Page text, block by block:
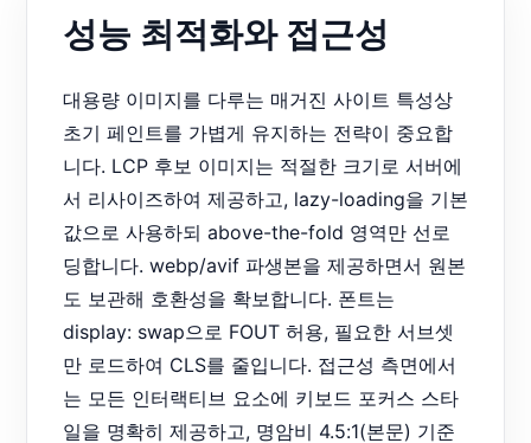
성능 최적화와 접근성
대용량 이미지를 다루는 매거진 사이트 특성상
초기 페인트를 가볍게 유지하는 전략이 중요합
니다. LCP 후보 이미지는 적절한 크기로 서버에
서 리사이즈하여 제공하고, lazy-loading을 기본
값으로 사용하되 above-the-fold 영역만 선로
딩합니다. webp/avif 파생본을 제공하면서 원본
도 보관해 호환성을 확보합니다. 폰트는
display: swap으로 FOUT 허용, 필요한 서브셋
만 로드하여 CLS를 줄입니다. 접근성 측면에서
는 모든 인터랙티브 요소에 키보드 포커스 스타
일을 명확히 제공하고, 명암비 4.5:1(본문) 기준